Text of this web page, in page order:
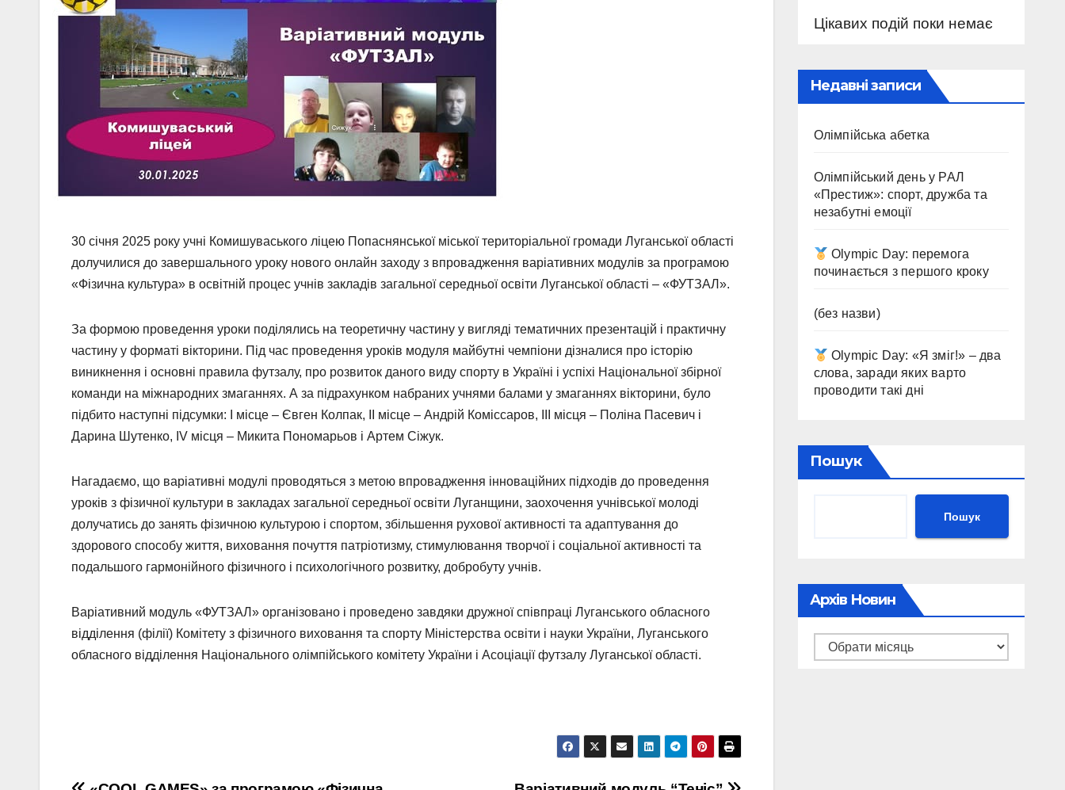
30 січня 2025 року учні Комишуваського ліцею Попаснянської міської територіальної громади Луганської області
долучилися до завершального уроку нового онлайн заходу з впровадження варіативних модулів за програмою
«Фізична культура» в освітній процес учнів закладів загальної середньої освіти Луганської області – «ФУТЗАЛ».
За формою проведення уроки поділялись на теоретичну частину у вигляді тематичних презентацій і практичну
частину у форматі вікторини. Під час проведення уроків модуля майбутні чемпіони дізналися про історію
виникнення і основні правила футзалу, про розвиток даного виду спорту в Україні і успіхі Національної збірної
команди на міжнародних змаганнях. А за підрахунком набраних учнями балами у змаганнях вікторини, було
підбито наступні підсумки: І місце – Євген Колпак, ІІ місце – Андрій Коміссаров, ІІІ місця – Поліна Пасевич і
Дарина Шутенко, ІV місця – Микита Пономарьов і Артем Сіжук.
Нагадаємо, що варіативні модулі проводяться з метою впровадження інноваційних підходів до проведення
уроків з фізичної культури в закладах загальної середньої освіти Луганщини, заохочення учнівської молоді
долучатись до занять фізичною культурою і спортом, збільшення рухової активності та адаптування до
здорового способу життя, виховання почуття патріотизму, стимулювання творчої і соціальної активності та
подальшого гармонійного фізичного і психологічного розвитку, добробуту учнів.
Варіативний модуль «ФУТЗАЛ» організовано і проведено завдяки дружної співпраці Луганського обласного
відділення (філії) Комітету з фізичного виховання та спорту Міністерства освіти і науки України, Луганського
обласного відділення Національного олімпійського комітету України і Асоціації футзалу Луганської області.
Цікавих подій поки немає
Недавні записи
Олімпійська абетка
Олімпійський день у РАЛ
«Престиж»: спорт, дружба та
незабутні емоції
Olympic Day: перемога
починається з першого кроку
(без назви)
Olympic Day: «Я зміг!» – два
слова, заради яких варто
проводити такі дні
Пошук
Пошук
Архів Новин
Архів